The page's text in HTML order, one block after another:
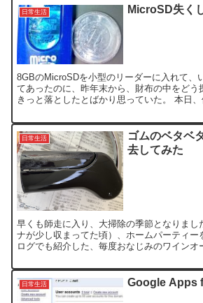
日常生活 MicroSD失く
8GBのMicroSDを小型のリーダーに入れて、
てあったのに、昨年末から、財布の中をどう
きっと落としたとばかり思っていた。 本日
日常生活
ゴムのベタベ
去してみた
早くも師走に入り、大掃除の季節となりまし
ナが少し収まってた頃）、ホームパーティー
ログでも紹介した、毎度おなじみのワインオ
日常生活 Google Apps